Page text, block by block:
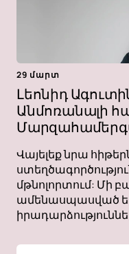
29 մարտ
Լեոնիդ
Անմոռանալի
Վայելեք նրա
մթնոլորտում: Մի
ամենասպասված